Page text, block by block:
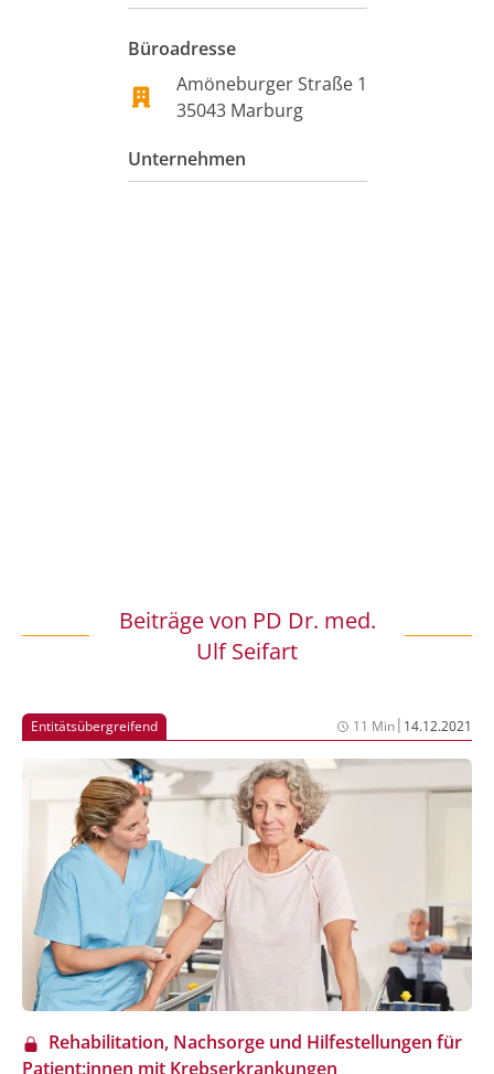
Büroadresse
Amöneburger Straße 1
35043 Marburg
Unternehmen
Beiträge von PD Dr. med.
Ulf Seifart
Entitätsübergreifend 11 Min| 14.12.2021
Rehabilitation, Nachsorge und Hilfestellungen für
Patient:innen mit Krebserkrankungen